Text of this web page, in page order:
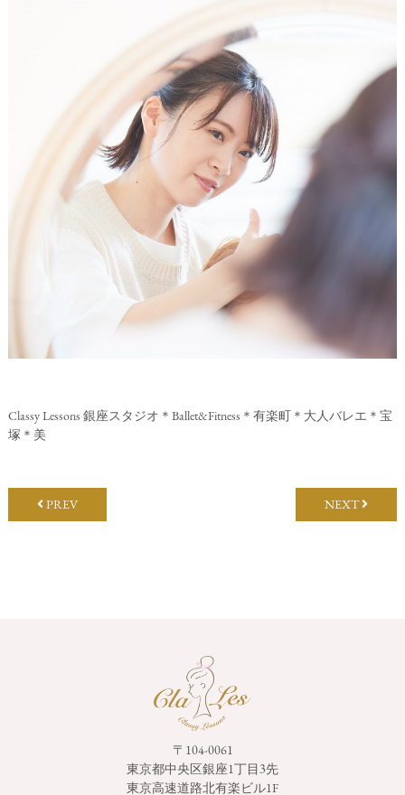
Classy Lessons 銀座スタジオ＊Ballet&Fitness＊有楽町＊大人バレエ＊宝
塚＊美
PREV NEXT
〒104-0061
東京都中央区銀座1丁目3先
東京高速道路北有楽ビル1F